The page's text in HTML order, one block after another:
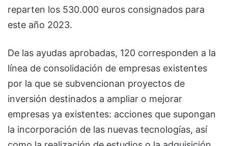
reparten los 530.000 euros consignados para
este año 2023.
De las ayudas aprobadas, 120 corresponden a la
línea de consolidación de empresas existentes
por la que se subvencionan proyectos de
inversión destinados a ampliar o mejorar
empresas ya existentes: acciones que supongan
la incorporación de las nuevas tecnologías, así